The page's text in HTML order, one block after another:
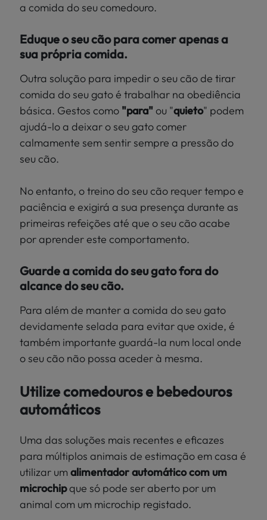
a comida do seu comedouro.
Eduque o seu cão para comer apenas a
sua própria comida.
Outra solução para impedir o seu cão de tirar
comida do seu gato é trabalhar na obediência
básica. Gestos como "para"ou "quieto" podem
ajudá-lo a deixar o seu gato comer
calmamente sem sentir sempre a pressão do
seu cão.
No entanto, o treino do seu cão requer tempo e
paciência e exigirá a sua presença durante as
primeiras refeições até que o seu cão acabe
por aprender este comportamento.
Guarde a comida do seu gato fora do
alcance do seu cão.
Para além de manter a comida do seu gato
devidamente selada para evitar que oxide, é
também importante guardá-la num local onde
o seu cão não possa aceder à mesma.
Utilize comedouros e bebedouros
automáticos
Uma das soluções mais recentes e eficazes
para múltiplos animais de estimação em casa é
utilizar um alimentador automático com um
microchipque só pode ser aberto por um
animal com um microchip registado.